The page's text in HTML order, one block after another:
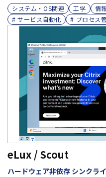
システム・OS関連 工学 情
# サービス自動化
# プロセス
eLux / Scout
ハードウェア非依存 シンクラ